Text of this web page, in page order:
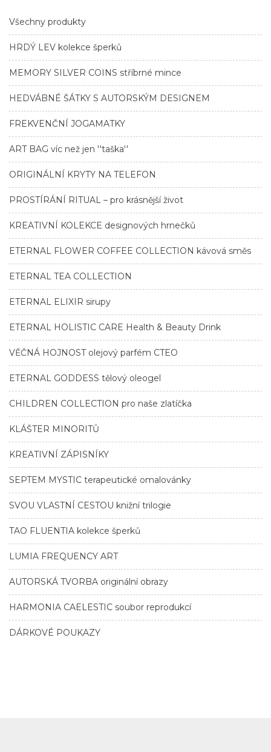
Všechny produkty
HRDÝ LEV kolekce šperků
MEMORY SILVER COINS stříbrné mince
HEDVÁBNÉ ŠÁTKY S AUTORSKÝM DESIGNEM
FREKVENČNÍ JOGAMATKY
ART BAG víc než jen ''taška''
ORIGINÁLNÍ KRYTY NA TELEFON
PROSTÍRÁNÍ RITUAL – pro krásnější život
KREATIVNÍ KOLEKCE designových hrnečků
ETERNAL FLOWER COFFEE COLLECTION kávová směs
ETERNAL TEA COLLECTION
ETERNAL ELIXIR sirupy
ETERNAL HOLISTIC CARE Health & Beauty Drink
VĚČNÁ HOJNOST olejový parfém CTEO
ETERNAL GODDESS tělový oleogel
CHILDREN COLLECTION pro naše zlatíčka
KLÁŠTER MINORITŮ
KREATIVNÍ ZÁPISNÍKY
SEPTEM MYSTIC terapeutické omalovánky
SVOU VLASTNÍ CESTOU knižní trilogie
TAO FLUENTIA kolekce šperků
LUMIA FREQUENCY ART
AUTORSKÁ TVORBA originální obrazy
HARMONIA CAELESTIC soubor reprodukcí
DÁRKOVÉ POUKAZY